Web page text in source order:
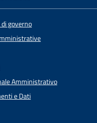
governo
Amministrativo
e Dati